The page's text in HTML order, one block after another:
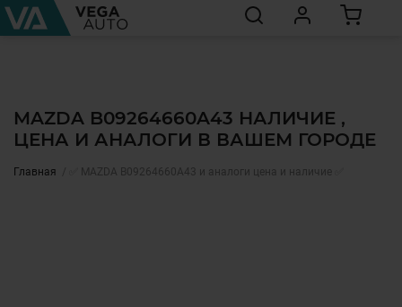
MAZDA B09264660A43 НАЛИЧИЕ ,
ЦЕНА И АНАЛОГИ В ВАШЕМ ГОРОДЕ
Главная ✅ MAZDA B09264660A43 и аналоги цена и наличие ✅